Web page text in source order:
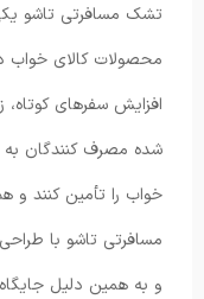
تشک مسافرتی تاشو
محصولات کالای
افزایش سفرهای
شده مصرف کنندگان
خواب را تأمین کنند
مسافرتی تاشو با
و به همین دلیل جایگاه